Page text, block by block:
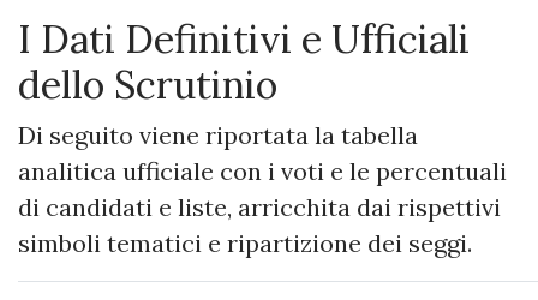
I Dati Definitivi e Ufficiali
dello Scrutinio
Di seguito viene riportata la tabella
analitica ufficiale con i voti e le percentuali
di candidati e liste, arricchita dai rispettivi
simboli tematici e ripartizione dei seggi.